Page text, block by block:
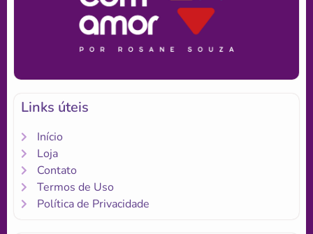
Links úteis
Início
Loja
Contato
Termos de Uso
Política de Privacidade